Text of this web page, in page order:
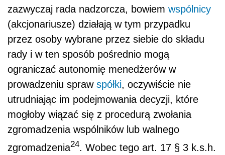
zazwyczaj rada nadzorcza, bowiem wspólnicy
(akcjonariusze) działają w tym przypadku
przez osoby wybrane przez siebie do składu
rady i w ten sposób pośrednio mogą
ograniczać autonomię menedżerów w
prowadzeniu spraw spółki, oczywiście nie
utrudniając im podejmowania decyzji, które
mogłoby wiązać się z procedurą zwołania
zgromadzenia wspólników lub walnego
zgromadzenia24 . Wobec tego art. 17 § 3 k.s.h.